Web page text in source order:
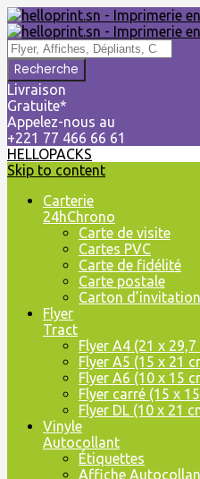
Livraison
Gratuite*
Appelez-nous au
+221 77 466 66 61
HELLOPACKS
Skip to content
Carterie
24hChrono
Carte de visite
Cartes PVC
Carte de fidélité
Carte postale
Carton d’invitation
Flyer
Tract
Flyer A4 (21 x 29,7
Flyer A5 (15 x 21
Flyer A6 (10 x 15
Flyer carré (15 x
Flyer DL (10 x 21
Vinyle
Autocollant
Étiquettes
Affiche